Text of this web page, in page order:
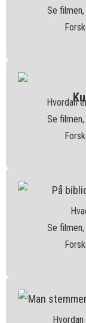
Se
Hvordan
Se
Se